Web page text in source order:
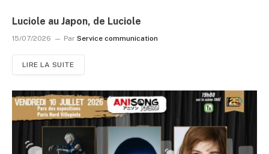
Luciole au Japon, de Luciole
15/07/2026 Par Service communication
LIRE LA SUITE